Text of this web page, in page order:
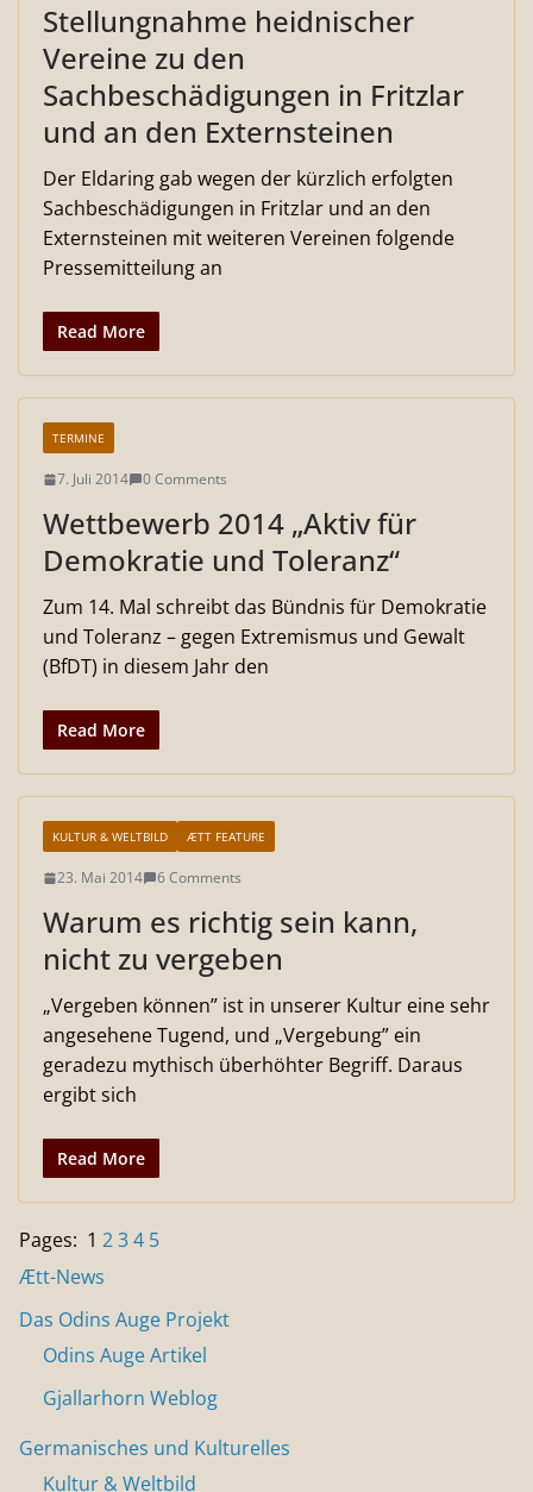
Stellungnahme heidnischer
Vereine zu den
Sachbeschädigungen in Fritzlar
und an den Externsteinen
Der Eldaring gab wegen der kürzlich erfolgten
Sachbeschädigungen in Fritzlar und an den
Externsteinen mit weiteren Vereinen folgende
Pressemitteilung an
Read More
TERMINE
7. Juli 2014 0 Comments
Wettbewerb 2014 „Aktiv für
Demokratie und Toleranz“
Zum 14. Mal schreibt das Bündnis für Demokratie
und Toleranz – gegen Extremismus und Gewalt
(BfDT) in diesem Jahr den
Read More
KULTUR & WELTBILD ÆTT FEATURE
23. Mai 2014 6 Comments
Warum es richtig sein kann,
nicht zu vergeben
„Vergeben können” ist in unserer Kultur eine sehr
angesehene Tugend, und „Vergebung” ein
geradezu mythisch überhöhter Begriff. Daraus
ergibt sich
Read More
Pages: 1 234 5
Ætt-News
Das Odins Auge Projekt
Odins Auge Artikel
Gjallarhorn Weblog
Germanisches und Kulturelles
Kultur & Weltbild